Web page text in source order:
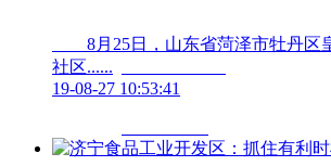
8月25日，山东省菏泽市牡丹区
19-08-27 10:53:41